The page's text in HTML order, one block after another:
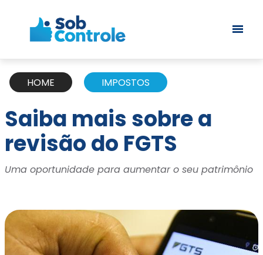
HOME IMPOSTOS
Saiba mais sobre a
revisão do FGTS
Uma oportunidade para aumentar o seu patrimônio